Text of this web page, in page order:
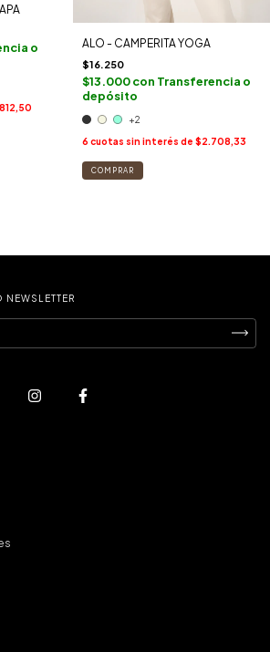
o
ALO - CAMPERITA YOGA
$16.250
$13.000con Transferencia o
depósito
+2
6 cuotas sin interés de $2.708,33
COMPRAR
NEWSLETTER